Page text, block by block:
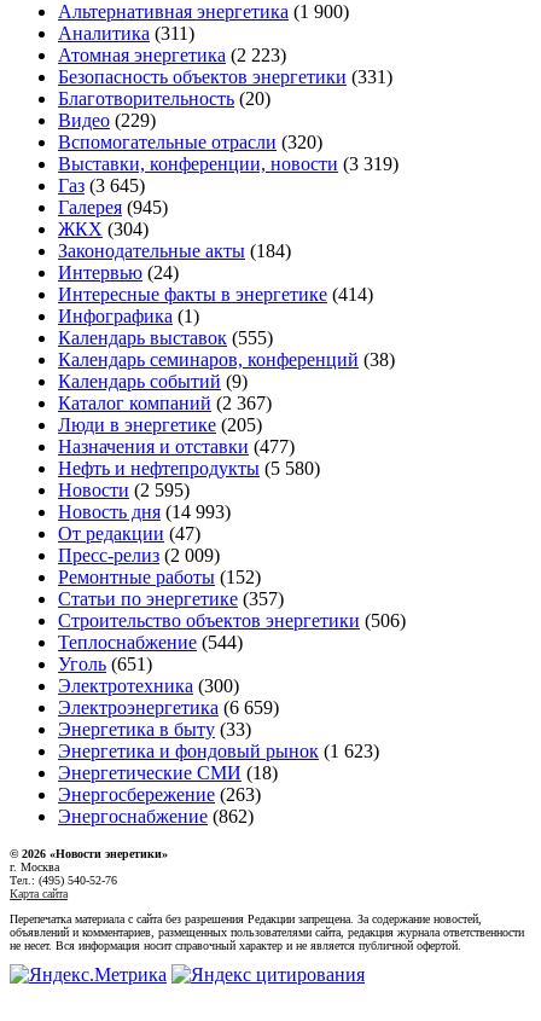
Альтернативная энергетика (1 900)
Аналитика (311)
Атомная энергетика (2 223)
Безопасность объектов энергетики (331)
Благотворительность (20)
Видео (229)
Вспомогательные отрасли (320)
Выставки, конференции, новости (3 319)
Газ (3 645)
Галерея (945)
ЖКХ (304)
Законодательные акты (184)
Интервью (24)
Интересные факты в энергетике (414)
Инфографика (1)
Календарь выставок (555)
Календарь семинаров, конференций (38)
Календарь событий (9)
Каталог компаний (2 367)
Люди в энергетике (205)
Назначения и отставки (477)
Нефть и нефтепродукты (5 580)
Новости (2 595)
Новость дня (14 993)
От редакции (47)
Пресс-релиз (2 009)
Ремонтные работы (152)
Статьи по энергетике (357)
Строительство объектов энергетики (506)
Теплоснабжение (544)
Уголь (651)
Электротехника (300)
Электроэнергетика (6 659)
Энергетика в быту (33)
Энергетика и фондовый рынок (1 623)
Энергетические СМИ (18)
Энергосбережение (263)
Энергоснабжение (862)
© 2026 «Новости энеретики»
г. Москва
Тел.: (495) 540-52-76
Карта сайта
Перепечатка материала с сайта без разрешения Редакции запрещена. За содержание новостей,
объявлений и комментариев, размещенных пользователями сайта, редакция журнала ответственности
не несет. Вся информация носит справочный характер и не является публичной офертой.